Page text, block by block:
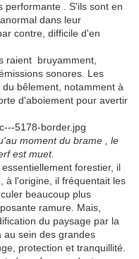
performante . S'ils sont en
dans leur
contre, difficile d'en
raient bruyamment,
sonores. Les
bêlement, notamment à
d'aboiement pour avertir
moment du brame , le
est muet.
forestier, il
à l'origine, il fréquentait les
beaucoup plus
ramure. Mais,
du paysage par la
au sein des grandes
protection et tranquillité.